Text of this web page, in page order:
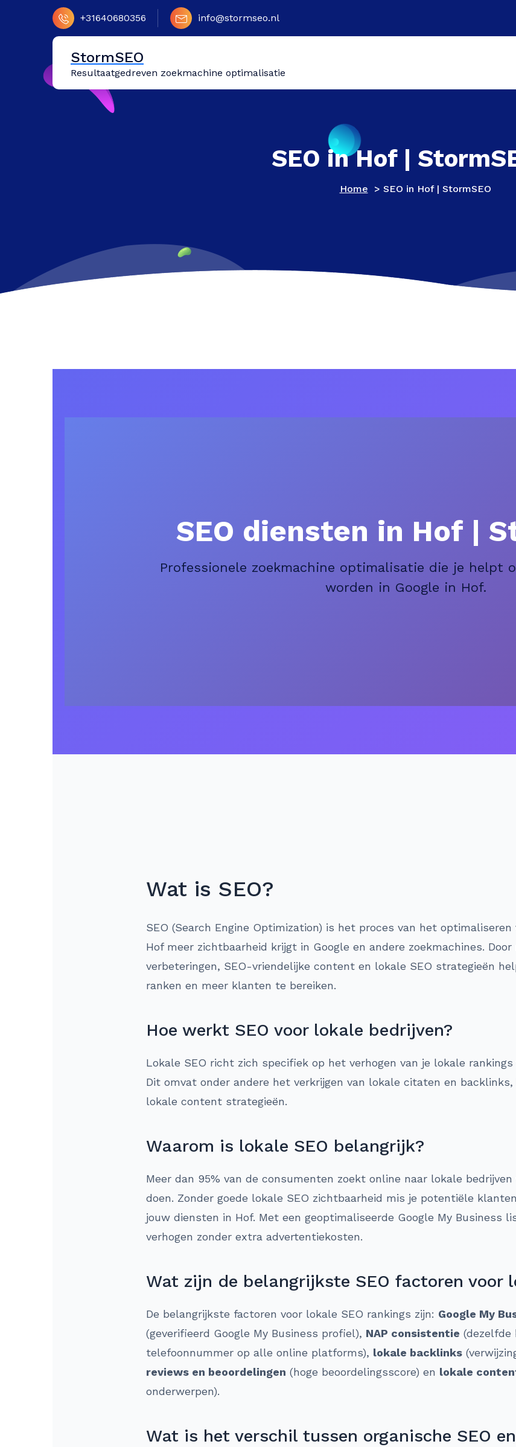
+31640680356 info@stormseo.nl
StormSEO
Resultaatgedreven zoekmachine optimalisatie
SEO in Hof |
Home > SEO in Hof | StormSEO
SEO diensten in Hof |
Professionele zoekmachine optimalisatie die je helpt
worden in Google in Hof.
Wat is SEO?
SEO (Search Engine Optimization) is het proces van het
Hof meer zichtbaarheid krijgt in Google en andere zoekmachines.
verbeteringen, SEO-vriendelijke content en lokale SEO strategieën
ranken en meer klanten te bereiken.
Hoe werkt SEO voor lokale bedrijven?
Lokale SEO richt zich specifiek op het verhogen van je lokale
Dit omvat onder andere het verkrijgen van lokale citaten en
lokale content strategieën.
Waarom is lokale SEO belangrijk?
Meer dan 95% van de consumenten zoekt online naar lokale bedrijven
doen. Zonder goede lokale SEO zichtbaarheid mis je potentiële
jouw diensten in Hof. Met een geoptimaliseerde Google My Business
verhogen zonder extra advertentiekosten.
Wat zijn de belangrijkste SEO factoren voor
De belangrijkste factoren voor lokale SEO rankings zijn: Google My
(geverifieerd Google My Business profiel), NAP consistentie (dezelfde
telefoonnummer op alle online platforms), lokale backlinks
reviews en beoordelingen (hoge beoordelingsscore) en lokale
onderwerpen).
Wat is het verschil tussen organische SEO